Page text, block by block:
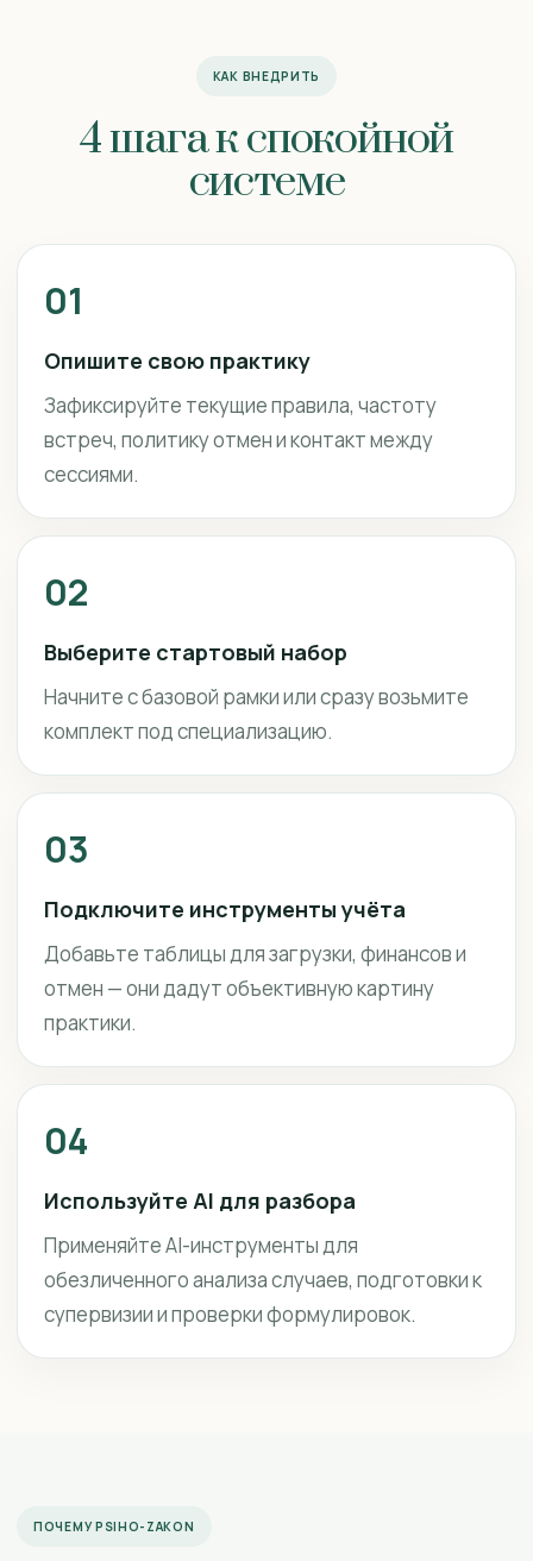
КАК ВНЕДРИТЬ
4 шага к спокойной
системе
01
Опишите свою практику
Зафиксируйте текущие правила, частоту
встреч, политику отмен и контакт между
сессиями.
02
Выберите стартовый набор
Начните с базовой рамки или сразу возьмите
комплект под специализацию.
03
Подключите инструменты учёта
Добавьте таблицы для загрузки, финансов и
отмен — они дадут объективную картину
практики.
04
Используйте AI для разбора
Применяйте AI-инструменты для
обезличенного анализа случаев, подготовки к
супервизии и проверки формулировок.
ПОЧЕМУ PSIHO-ZAKON